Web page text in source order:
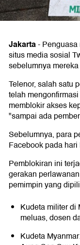
Jakarta-
situs media sosial
sebelumnya
Telenor, salah satu
telah
memblokir akses
"sampai ada
Sebelumnya, para
Facebook pada
Pemblokiran ini
gerakan
pemimpin yang
Kudeta militer di
meluas, dosen
Kudeta